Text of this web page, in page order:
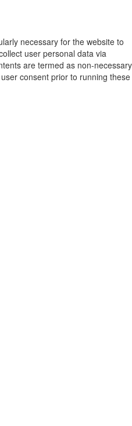
necessary for the website to
user personal data via
are termed as non-necessary
consent prior to running these